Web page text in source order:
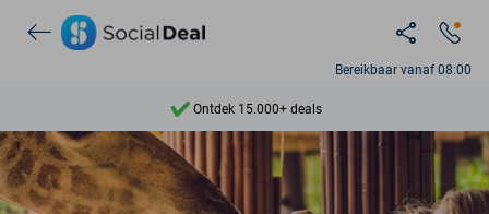
Bereikbaar vanaf 08:00
Ontdek 15.000+ deals
7 dagen per week beschikbaar
10+ miljoen leden